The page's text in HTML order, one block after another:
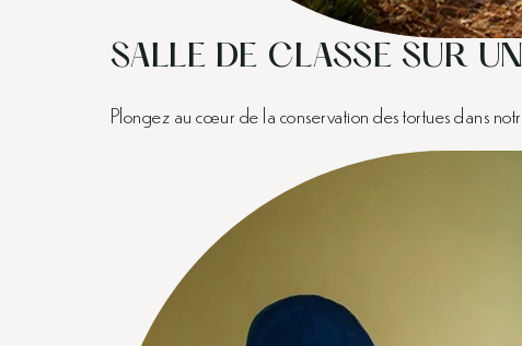
SALLE DE CLASSE SUR
Plongez au cœur de la conservation des tortues dans